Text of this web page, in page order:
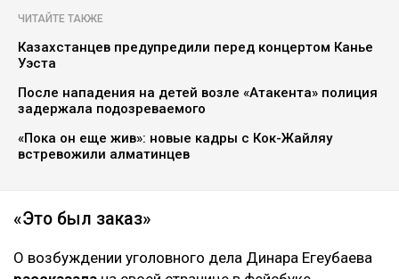
уголовное дело после ДТП
Курманов Байтас 05.08.2026, 12:46